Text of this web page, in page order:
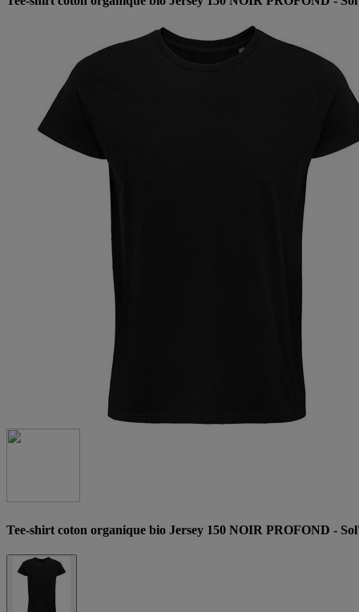
Tee-shirt coton organique bio Jersey 150 NOIR PROFOND -